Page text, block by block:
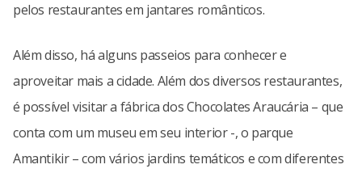
pelos restaurantes em jantares românticos.
Além disso, há alguns passeios para conhecer e
aproveitar mais a cidade. Além dos diversos restaurantes,
é possível visitar a fábrica dos Chocolates Araucária – que
conta com um museu em seu interior -, o parque
Amantikir – com vários jardins temáticos e com diferentes